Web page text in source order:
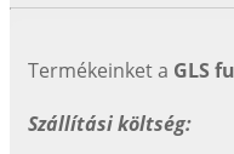
Termékeinket a GLS
Szállítási költség: